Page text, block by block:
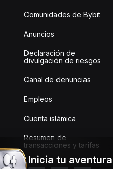
Comunidades de Bybit
Anuncios
Declaración de
divulgación de riesgos
Canal de denuncias
Empleos
Cuenta islámica
Resumen de
transacciones y tarifas
Inicia tu